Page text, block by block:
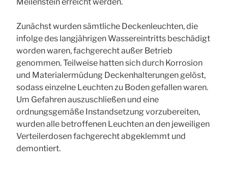
Meilenstein erreicht werden.
Zunächst wurden sämtliche Deckenleuchten, die
infolge des langjährigen Wassereintritts beschädigt
worden waren, fachgerecht außer Betrieb
genommen. Teilweise hatten sich durch Korrosion
und Materialermüdung Deckenhalterungen gelöst,
sodass einzelne Leuchten zu Boden gefallen waren.
Um Gefahren auszuschließen und eine
ordnungsgemäße Instandsetzung vorzubereiten,
wurden alle betroffenen Leuchten an den jeweiligen
Verteilerdosen fachgerecht abgeklemmt und
demontiert.